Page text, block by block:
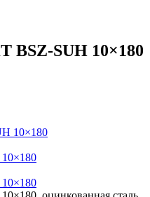
BSZ-SUH 10×180